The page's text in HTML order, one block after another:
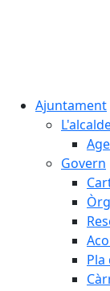
Ajuntament
Govern